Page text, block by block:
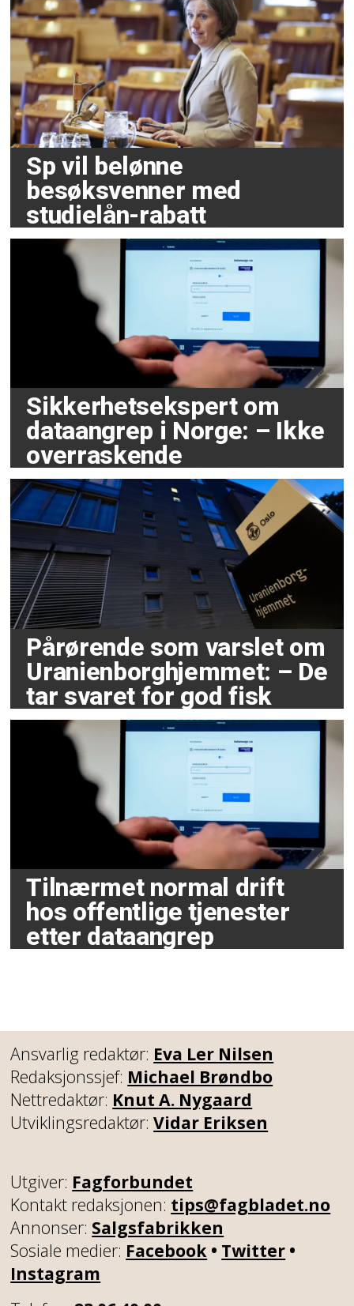
Sp vil belønne
besøksvenner med
studielån-rabatt
Sikkerhetsekspert om
dataangrep i Norge: – Ikke
overraskende
Pårørende som varslet om
Uranienborghjemmet: – De
tar svaret for god fisk
Tilnærmet normal drift
hos offentlige tjenester
etter dataangrep
Ansvarlig redaktør: Eva Ler Nilsen
Redaksjonssjef: Michael Brøndbo
Nettredaktør: Knut A. Nygaard
Utviklingsredaktør:Vidar Eriksen
Utgiver: Fagforbundet
Kontakt redaksjonen: tips@fagbladet.no
Annonser: Salgsfabrikken
Sosiale medier: Facebook • Twitter •
Instagram